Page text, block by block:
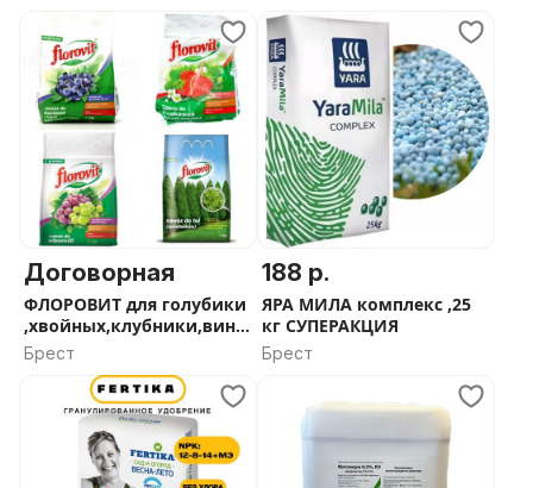
Договорная
ФЛОРОВИТ для голубики
,хвойных,клубники,вино
града 1,3,5,10кг
Брест
188 р.
ЯРА МИЛА комплекс ,25
кг СУПЕРАКЦИЯ
Брест